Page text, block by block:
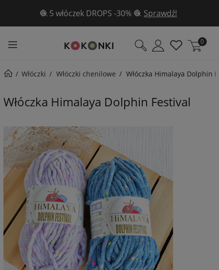
🧶 5 włóczek DROPS -30% 🧶 Sprawdź!
0
Włóczki Włóczki chenilowe Włóczka Himalaya Dolphin
Włóczka Himalaya Dolphin Festival